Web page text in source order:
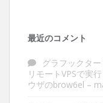
最近のコメント
グラフックタ
リモートVPSで実行
ウザのbrow6el –